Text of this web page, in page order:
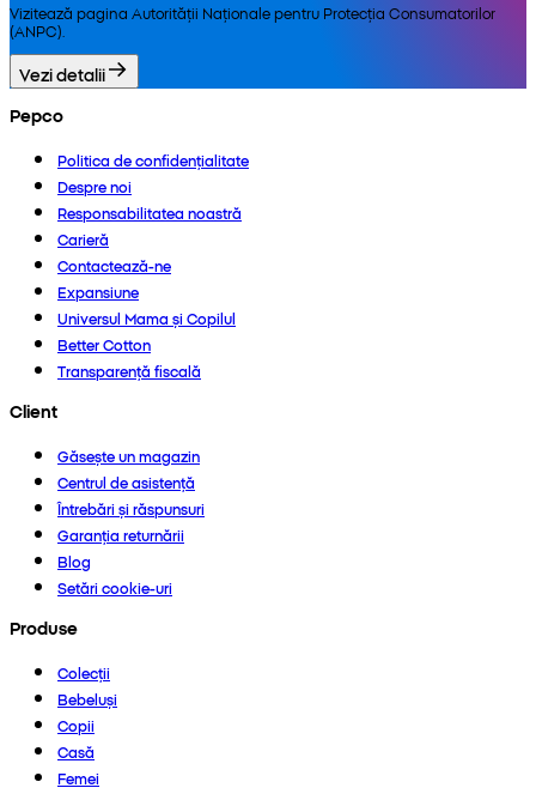
Vizitează pagina Autorității Naționale pentru Protecția Consumatorilor
(ANPC).
Vezi detalii
Pepco
Politica de confidențialitate
Despre noi
Responsabilitatea noastră
Carieră
Contactează-ne
Expansiune
Universul Mama și Copilul
Better Cotton
Transparență fiscală
Client
Găsește un magazin
Centrul de asistență
Întrebări și răspunsuri
Garanția returnării
Blog
Setări cookie-uri
Produse
Colecții
Bebeluși
Copii
Casă
Femei